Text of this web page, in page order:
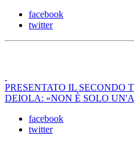
facebook
twitter
PRESENTATO IL SECONDO
DEIOLA: «NON È SOLO
facebook
twitter